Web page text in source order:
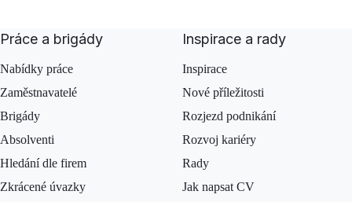
Práce a brigády
Nabídky práce
Zaměstnavatelé
Brigády
Absolventi
Hledání dle firem
Zkrácené úvazky
Inspirace a rady
Inspirace
Nové příležitosti
Rozjezd podnikání
Rozvoj kariéry
Rady
Jak napsat CV